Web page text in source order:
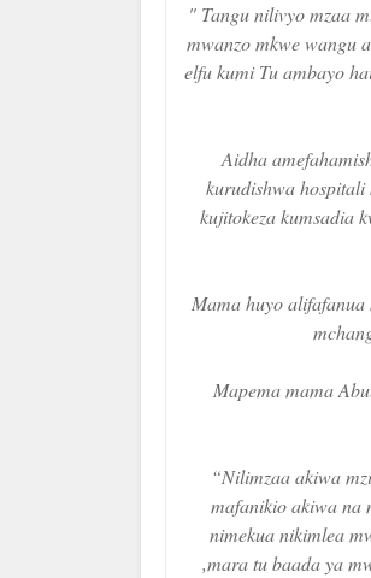
" Tangu nilivyo mzaa
mwanzo mkwe wangu
elfu kumi Tu ambayo
Aidha
kurudishwa
kujitokeza kumsadia
Mama huyo
Mapema mama
“Nilimzaa akiwa
mafanikio akiwa na
nimekua nikimlea
,mara tu baada ya